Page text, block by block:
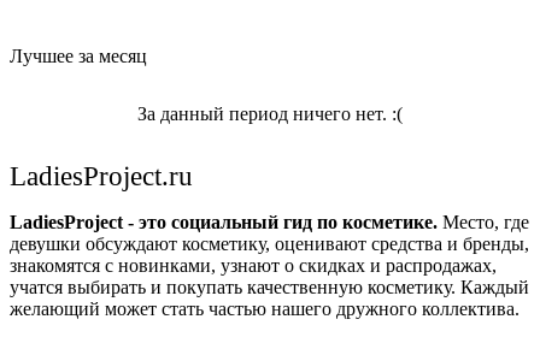
Лучшее за месяц
За данный период ничего нет. :(
LadiesProject.ru
LadiesProject - это социальный гид по косметике. Место, где
девушки обсуждают косметику, оценивают средства и бренды,
знакомятся с новинками, узнают о скидках и распродажах,
учатся выбирать и покупать качественную косметику. Каждый
желающий может стать частью нашего дружного коллектива.